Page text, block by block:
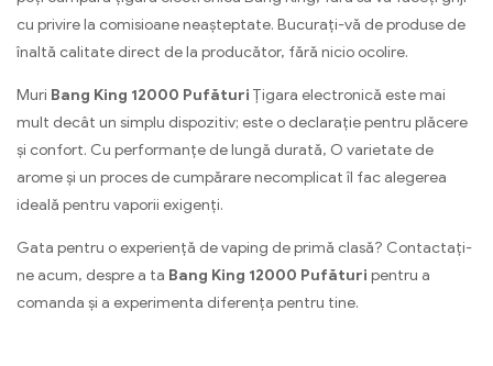
cu privire la comisioane neașteptate. Bucurați-vă de produse de
înaltă calitate direct de la producător, fără nicio ocolire.
Muri Bang King 12000 Pufături Țigara electronică este mai
mult decât un simplu dispozitiv; este o declarație pentru plăcere
și confort. Cu performanțe de lungă durată, O varietate de
arome și un proces de cumpărare necomplicat îl fac alegerea
ideală pentru vaporii exigenți.
Gata pentru o experiență de vaping de primă clasă? Contactați-
ne acum, despre a ta Bang King 12000 Pufături pentru a
comanda și a experimenta diferența pentru tine.